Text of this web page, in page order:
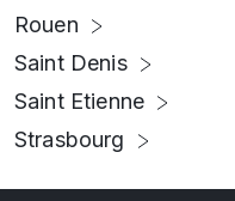
Rouen
Saint Denis
Saint Etienne
Strasbourg